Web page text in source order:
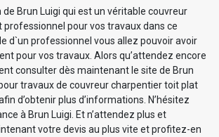
de Brun Luigi qui est un véritable couvreur
pour vos travaux dans ce
d`un professionnel vous allez pouvoir avoir
pour vos travaux. Alors qu’attendez encore
consulter dès maintenant le site de Brun
travaux de couvreur charpentier toit plat
d’obtenir plus d’informations. N’hésitez
à Brun Luigi. Et n’attendez plus et
votre devis au plus vite et profitez-en